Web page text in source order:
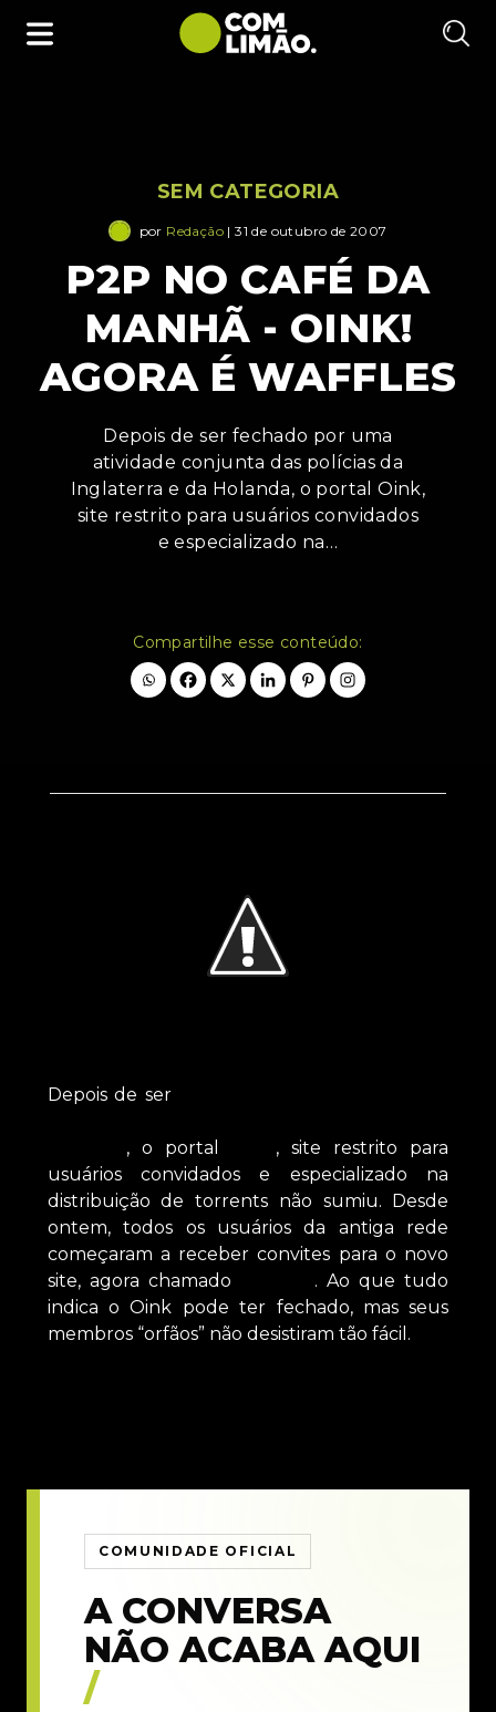
SEM CATEGORIA
por Redação | 31 de outubro de 2007
P2P NO CAFÉ DA
MANHÃ - OINK!
AGORA É WAFFLES
Depois de ser fechado por uma
atividade conjunta das polícias da
Inglaterra e da Holanda, o portal Oink,
site restrito para usuários convidados
e especializado na…
Compartilhe esse conteúdo:
Depois de ser
, o portal
, site restrito para
usuários convidados e especializado na
distribuição de torrents não sumiu. Desde
ontem, todos os usuários da antiga rede
começaram a receber convites para o novo
site, agora chamado
. Ao que tudo
indica o Oink pode ter fechado, mas seus
membros “orfãos” não desistiram tão fácil.
COMUNIDADE OFICIAL
A CONVERSA
NÃO ACABA AQUI
/